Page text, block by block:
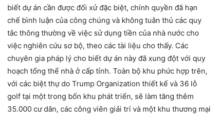
biết dự án cần được đối xử đặc biệt, chính quyền đã hạn
chế bình luận của công chúng và không tuân thủ các quy
tắc thông thường về việc sử dụng tiền của nhà nước cho
việc nghiên cứu sơ bộ, theo các tài liệu cho thấy. Các
chuyên gia pháp lý cho biết dự án này đã xung đột với quy
hoạch tổng thể nhà ở cấp tỉnh. Toàn bộ khu phức hợp trên,
với các biệt thự do Trump Organization thiết kế và 36 lỗ
golf tại một trong bốn khu phát triển, sẽ làm tăng thêm
35.000 cư dân, các công viên giải trí và một khu thương mại